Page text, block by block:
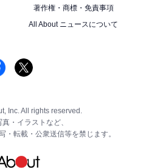
著作権・商標・免責事項
All About ニュースについて
Inc. All rights reserved.
・イラストなど、
・転載・公衆送信等を禁じます。